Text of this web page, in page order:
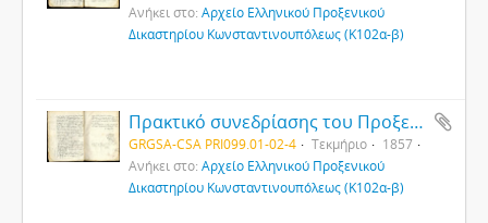
Ανήκει στο: Αρχείο Ελληνικού Προξενικού
Δικαστηρίου Κωνσταντινουπόλεως (Κ102α-β)
Πρακτικό συνεδρίασης του Προξενικού Δικαστηρίου Κωνσταντινουπόλεως (3)
GRGSA-CSA PRI099.01-02-4 Τεκμήριο
1857
Ανήκει στο: Αρχείο Ελληνικού Προξενικού
Δικαστηρίου Κωνσταντινουπόλεως (Κ102α-β)